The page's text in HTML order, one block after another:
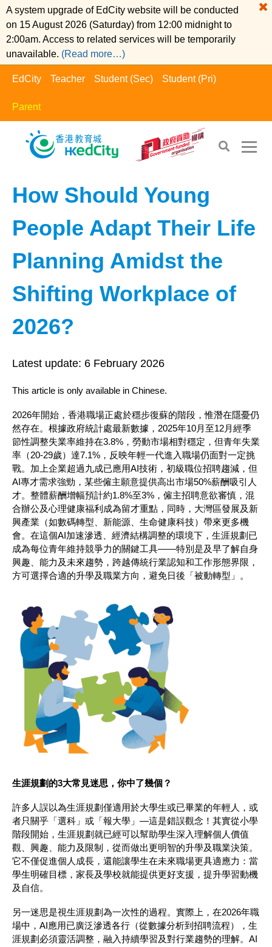
A system upgrade of EdCity website will be conducted
on 15 August 2026 (Saturday) from 12:00 midnight to
2:00am. Access to related services will be temporarily
unavailable. (Read more…)
EdCity Teacher Student (Sec) Student (Pri)
Parent
EdCity - Parent>Happy Family​
How Should Young
People Adapt Their Life
Planning Amidst the
Shifting Workplace of
2026?
Latest update: 6 February 2026
This article is only available in Chinese.
2026年開始，香港職場正處於穩步復蘇的階段，惟潛在隱憂仍
然存在。根據政府統計處最新數據，2025年10月至12月經季
節性調整失業率維持在3.8%，勞動市場相對穩定，但青年失業
率（20-29歲）達7.1%，反映年輕一代進入職場仍面對一定挑
戰。加上企業超過九成已應用AI技術，初級職位招聘趨減，但
AI專才需求強勁，某些僱主願意提供高出市場50%薪酬吸引人
才。整體薪酬增幅預計約1.8%至3%，僱主招聘意欲審慎，混
合辦公及心理健康福利成為留才重點，同時，大灣區發展及新
興產業（如數碼轉型、新能源、生命健康科技）帶來更多機
會。在這個AI加速滲透、經濟結構調整的環境下，生涯規劃已
成為每位青年維持競爭力的關鍵工具——特別是及早了解自身
興趣、能力及未來趨勢，跨越傳統行業認知和工作形態界限，
方可選擇合適的升學及職業方向，避免日後「被動轉型」。
生涯規劃的3大常見迷思，你中了幾個？
許多人誤以為生涯規劃僅適用於大學生或已畢業的年輕人，或
者只關乎「選科」或「報大學」—這是錯誤觀念！其實從小學
階段開始，生涯規劃就已經可以幫助學生深入理解個人價值
觀、興趣、能力及限制，從而做出更明智的升學及職業決策。
它不僅促進個人成長，還能讓學生在未來職場更具適應力：當
學生明確目標，家長及學校就能提供更好支援，提升學習動機
及自信。
另一迷思是視生涯規劃為一次性的過程。實際上，在2026年職
場中，AI應用已廣泛滲透各行（從數據分析到招聘流程），生
涯規劃必須靈活調整，融入持續學習及對行業趨勢的理解。AI